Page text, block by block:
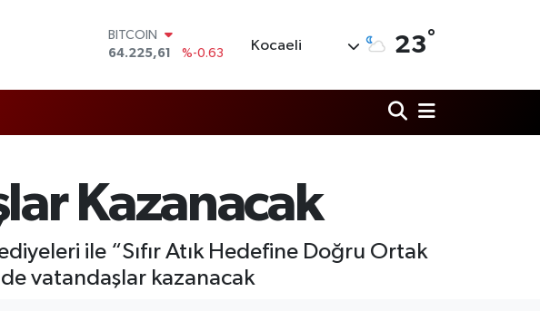
DOLAR
47,7143
%0.16
55,0317
%-0.02
BİST100
13.799
%70
BITCOIN
Kocaeli 23°
Kazanacak
ile “Sıfır Atık Hedefine Doğru Ortak
vatandaşlar kazanacak